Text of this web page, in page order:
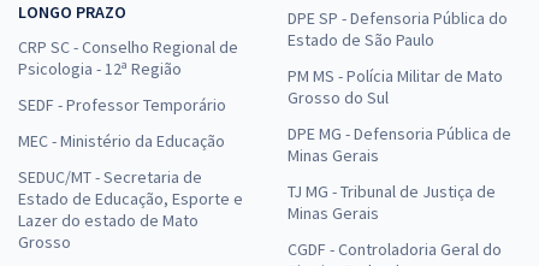
LONGO PRAZO
CRP SC - Conselho Regional de
Psicologia - 12ª Região
SEDF - Professor Temporário
MEC - Ministério da Educação
SEDUC/MT - Secretaria de
Estado de Educação, Esporte e
Lazer do estado de Mato
Grosso
DPE SP - Defensoria Pública do
Estado de São Paulo
PM MS - Polícia Militar de Mato
Grosso do Sul
DPE MG - Defensoria Pública de
Minas Gerais
TJ MG - Tribunal de Justiça de
Minas Gerais
CGDF - Controladoria Geral do